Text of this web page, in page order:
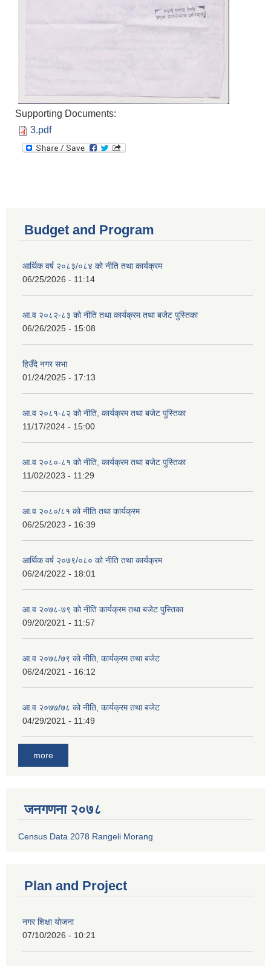
Supporting Documents:
3.pdf
Budget and Program
आर्थिक वर्ष २०८३/०८४ को नीति तथा कार्यक्रम
06/25/2026 - 11:14
आ.व २०८२-८३ को नीति तथा कार्यक्रम तथा बजेट पुस्तिका
06/26/2025 - 15:08
हिउँदे नगर सभा
01/24/2025 - 17:13
आ.व २०८१-८२ को नीति, कार्यक्रम तथा बजेट पुस्तिका
11/17/2024 - 15:00
आ.व २०८०-८१ को नीति, कार्यक्रम तथा बजेट पुस्तिका
11/02/2023 - 11:29
आ.व २०८०/८१ को नीति तथा कार्यक्रम
06/25/2023 - 16:39
आर्थिक वर्ष २०७९/०८० को नीति तथा कार्यक्रम
06/24/2022 - 18:01
आ.व २०७८-७९ को नीति कार्यक्रम तथा बजेट पुस्तिका
09/20/2021 - 11:57
आ.व २०७८/७९ को नीति, कार्यक्रम तथा बजेट
06/24/2021 - 16:12
आ.व २०७७/७८ को नीति, कार्यक्रम तथा बजेट
04/29/2021 - 11:49
more
जनगणना २०७८
Census Data 2078 Rangeli Morang
Plan and Project
नगर शिक्षा योजना
07/10/2026 - 10:21